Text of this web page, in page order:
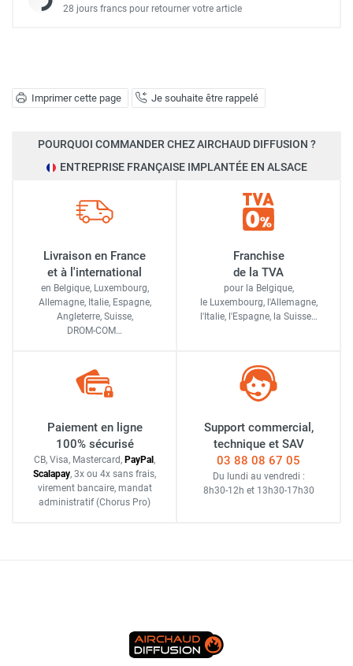
Imprimer cette page Je souhaite être rappelé
28 jours francs pour retourner votre article
POURQUOI COMMANDER CHEZ AIRCHAUD DIFFUSION ?
ENTREPRISE FRANÇAISE IMPLANTÉE EN ALSACE
Livraison en France
et à l'international
en Belgique, Luxembourg,
Allemagne, Italie, Espagne,
Angleterre, Suisse,
DROM-COM…
Franchise
de la TVA
pour la Belgique,
le Luxembourg, l'Allemagne,
l'Italie, l'Espagne, la Suisse…
Paiement en ligne
100% sécurisé
CB, Visa, Mastercard, PayPal ,
Scalapay, 3x ou 4x sans frais,
virement bancaire, mandat
administratif (Chorus Pro)
Support commercial,
technique et SAV
03 88 08 67 05
Du lundi au vendredi :
8h30-12h et 13h30-17h30